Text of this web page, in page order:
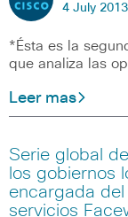
4 July
*Ésta es la
que analiza las
Leer mas
Serie global
los gobiernos
encargada
servicios